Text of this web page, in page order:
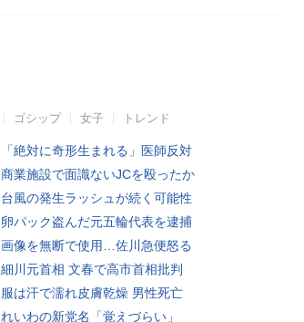
ゴシップ 女子 トレンド
「絶対に奇形生まれる」医師反対
商業施設で面識ないJCを殴ったか
台風の発生ラッシュが続く可能性
卵パック盗んだ元五輪代表を逮捕
画像を無断で使用…佐川急便怒る
細川元首相 文春で高市首相批判
服は汗で濡れ皮膚乾燥 男性死亡
れいわの新党名「覚えづらい」